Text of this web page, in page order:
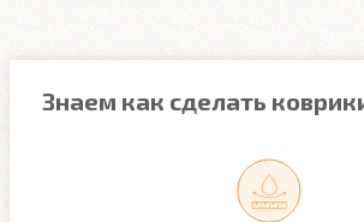
Знаем как сделать